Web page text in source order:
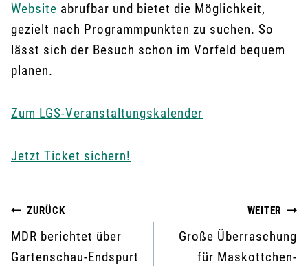
Website abrufbar und bietet die Möglichkeit,
gezielt nach Programmpunkten zu suchen. So
lässt sich der Besuch schon im Vorfeld bequem
planen.
Zum LGS-Veranstaltungskalender
Jetzt Ticket sichern!
Beitragsnavigation
ZURÜCK
MDR berichtet über
Gartenschau-Endspurt
WEITER
Große Überraschung
für Maskottchen-